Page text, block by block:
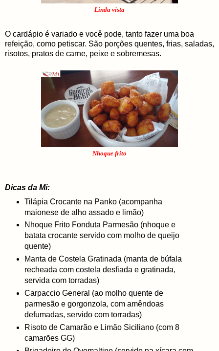
Linda vista
O cardápio é variado e você pode, tanto fazer uma boa
refeição, como petiscar. São porções quentes, frias, saladas,
risotos, pratos de carne, peixe e sobremesas.
Nhoque frito
Dicas da Mi:
Tilápia Crocante na Panko (acompanha
maionese de alho assado e limão)
Nhoque Frito Fonduta Parmesão (nhoque e
batata crocante servido com molho de queijo
quente)
Manta de Costela Gratinada (manta de búfala
recheada com costela desfiada e gratinada,
servida com torradas)
Carpaccio General (ao molho quente de
parmesão e gorgonzola, com amêndoas
defumadas, servido com torradas)
Risoto de Camarão e Limão Siciliano (com 8
camarões GG)